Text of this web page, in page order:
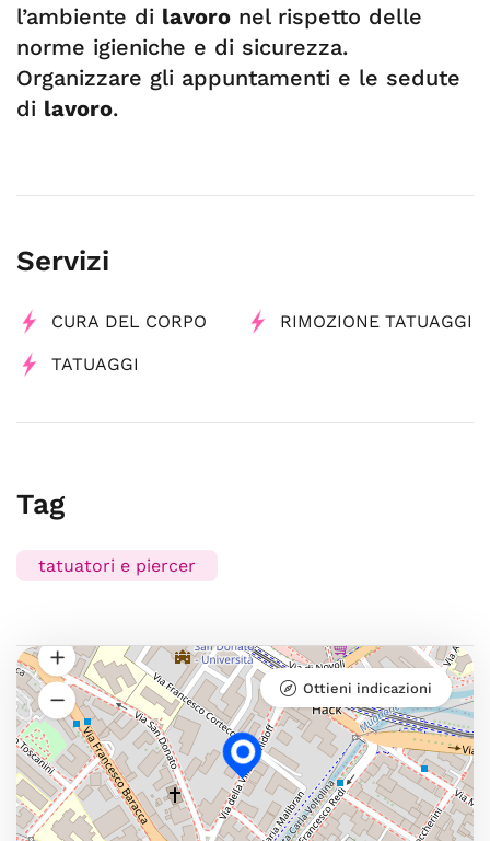
l’ambiente di lavoro nel rispetto delle
norme igieniche e di sicurezza.
Organizzare gli appuntamenti e le sedute
di lavoro.
Servizi
CURA DEL CORPO RIMOZIONE TATUAGGI
TATUAGGI
Tag
tatuatori e piercer
Ottieni indicazioni